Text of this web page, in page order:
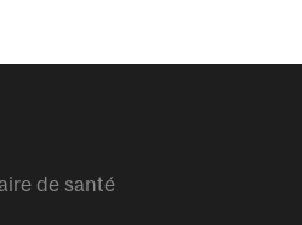
de santé